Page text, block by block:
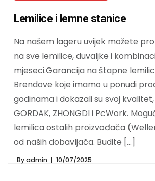
Lemilice i lemne stanice
Na našem lageru uvijek možete
na sve lemilice, duvaljke i
mjeseci.Garancija na štapne
Brendove koje imamo u ponudi
godinama i dokazali su svoj
GORDAK, ZHONGDI i PcWork.
lemilica ostalih proizvođača
od naših dobavljača. Budite […]
Byadmin 10/07/2025